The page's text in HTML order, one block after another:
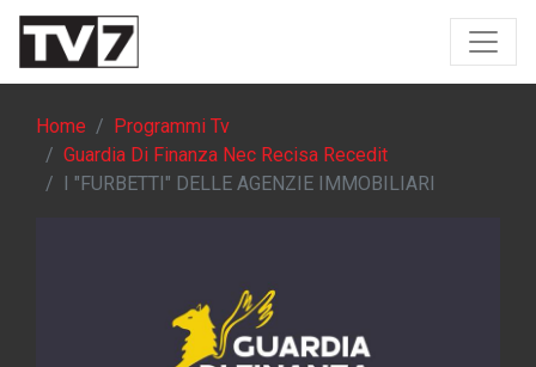
Home
Programmi Tv
Guardia Di Finanza Nec Recisa Recedit
I "FURBETTI" DELLE AGENZIE IMMOBILIARI